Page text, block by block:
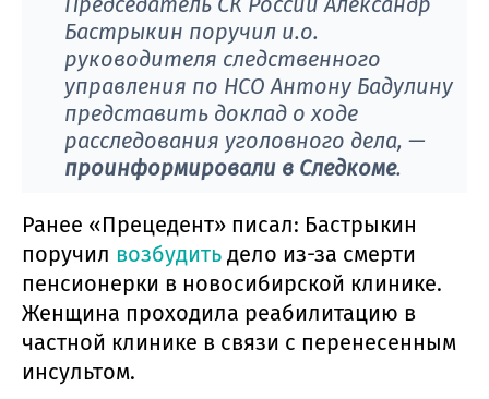
Бастрыкин поручил и.о.
руководителя следственного
управления по НСО Антону Бадулину
представить доклад о ходе
расследования уголовного дела­­, —
проинформировали в Следкоме.
Ранее «Прецедент» писал: Бастрыкин
поручил возбудить дело из-за смерти
пенсионерки в новосибирской клинике.
Женщина проходила реабилитацию в
частной клинике в связи с перенесенным
инсультом.